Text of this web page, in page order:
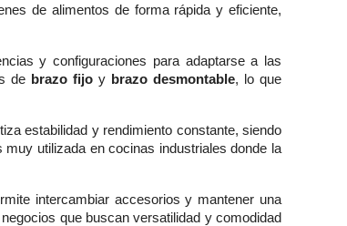
de alimentos de forma rápida y eficiente,
y configuraciones para adaptarse a las
de brazo fijoy brazo desmontable, lo que
estabilidad y rendimiento constante, siendo
utilizada en cocinas industriales donde la
intercambiar accesorios y mantener una
que buscan versatilidad y comodidad